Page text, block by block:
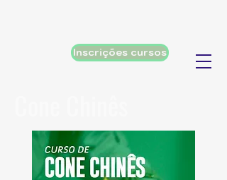
Inscrições cursos